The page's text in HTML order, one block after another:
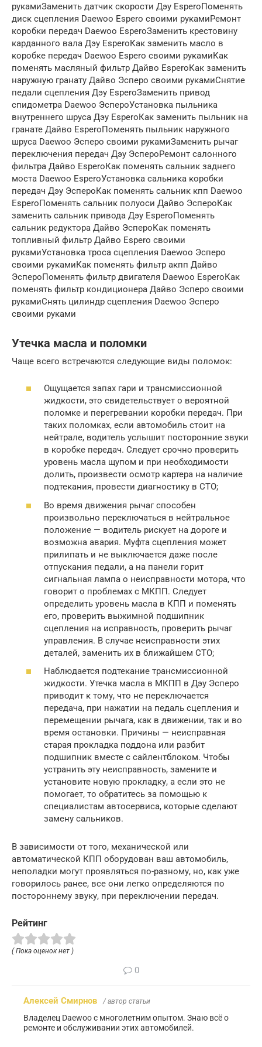
рукамиЗаменить датчик скорости Дэу EsperoПоменять
диск сцепления Daewoo Espero своими рукамиРемонт
коробки передач Daewoo EsperoЗаменить крестовину
карданного вала Дэу EsperoКак заменить масло в
коробке передач Daewoo Espero своими рукамиКак
поменять масляный фильтр Дайво EsperoКак заменить
наружную гранату Дайво Эсперо своими рукамиСнятие
педали сцепления Дэу EsperoЗаменить привод
спидометра Daewoo ЭспероУстановка пыльника
внутреннего шруса Дэу EsperoКак заменить пыльник на
гранате Дайво EsperoПоменять пыльник наружного
шруса Daewoo Эсперо своими рукамиЗаменить рычаг
переключения передач Дэу ЭспероРемонт салонного
фильтра Дайво EsperoКак поменять сальник заднего
моста Daewoo EsperoУстановка сальника коробки
передач Дэу ЭспероКак поменять сальник кпп Daewoo
EsperoПоменять сальник полуоси Дайво ЭспероКак
заменить сальник привода Дэу EsperoПоменять
сальник редуктора Дайво ЭспероКак поменять
топливный фильтр Дайво Espero своими
рукамиУстановка троса сцепления Daewoo Эсперо
своими рукамиКак поменять фильтр акпп Дайво
ЭспероПоменять фильтр двигателя Daewoo EsperoКак
поменять фильтр кондиционера Дайво Эсперо своими
рукамиСнять цилиндр сцепления Daewoo Эсперо
своими руками
Утечка масла и поломки
Чаще всего встречаются следующие виды поломок:
Ощущается запах гари и трансмиссионной
жидкости, это свидетельствует о вероятной
поломке и перегревании коробки передач. При
таких поломках, если автомобиль стоит на
нейтрале, водитель услышит посторонние звуки
в коробке передач. Следует срочно проверить
уровень масла щупом и при необходимости
долить, произвести осмотр картера на наличие
подтекания, провести диагностику в СТО;
Во время движения рычаг способен
произвольно переключаться в нейтральное
положение — водитель рискует на дороге и
возможна авария. Муфта сцепления может
прилипать и не выключается даже после
отпускания педали, а на панели горит
сигнальная лампа о неисправности мотора, что
говорит о проблемах с МКПП. Следует
определить уровень масла в КПП и поменять
его, проверить выжимной подшипник
сцепления на исправность, проверить рычаг
управления. В случае неисправности этих
деталей, заменить их в ближайшем СТО;
Наблюдается подтекание трансмиссионной
жидкости. Утечка масла в МКПП в Дэу Эсперо
приводит к тому, что не переключается
передача, при нажатии на педаль сцепления и
перемещении рычага, как в движении, так и во
время остановки. Причины — неисправная
старая прокладка поддона или разбит
подшипник вместе с сайлентблоком. Чтобы
устранить эту неисправность, замените и
установите новую прокладку, а если это не
помогает, то обратитесь за помощью к
специалистам автосервиса, которые сделают
замену сальников.
В зависимости от того, механической или
автоматической КПП оборудован ваш автомобиль,
неполадки могут проявляться по-разному, но, как уже
говорилось ранее, все они легко определяются по
постороннему звуку, при переключении передач.
Рейтинг
( Пока оценок нет )
0
Алексей Смирнов / автор статьи
Владелец Daewoo с многолетним опытом. Знаю всё о
ремонте и обслуживании этих автомобилей.